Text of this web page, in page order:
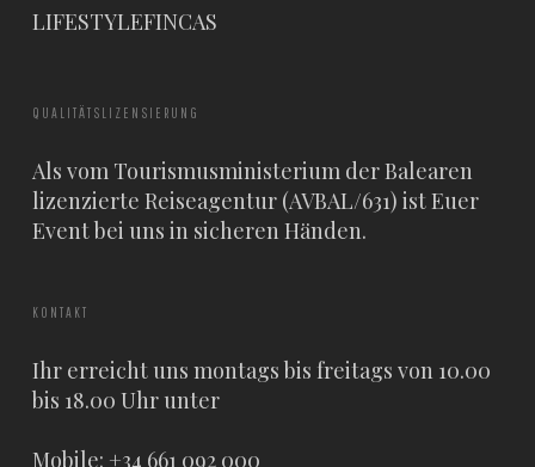
LIFESTYLEFINCAS
QUALITÄTSLIZENSIERUNG
Als vom Tourismusministerium der Balearen
lizenzierte Reiseagentur (AVBAL/631) ist Euer
Event bei uns in sicheren Händen.
KONTAKT
Ihr erreicht uns montags bis freitags von 10.00
bis 18.00 Uhr unter
Mobile: +34 661 092 000